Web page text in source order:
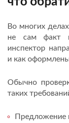
Во многих
не сам факт
инспектор
и как
Обычно
таких
Предложение